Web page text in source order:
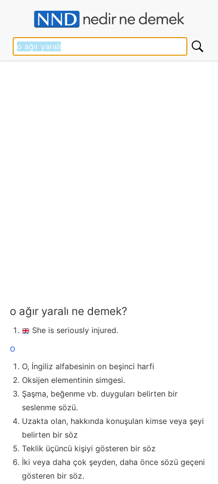
o ağır yaralı ne demek?
She is seriously injured.
o
O, İngiliz alfabesinin on beşinci harfi
Oksijen elementinin simgesi.
Şaşma, beğenme vb. duyguları belirten bir
seslenme sözü.
Uzakta olan, hakkında konuşulan kimse veya şeyi
belirten bir söz
Teklik üçüncü kişiyi gösteren bir söz
İki veya daha çok şeyden, daha önce sözü geçeni
gösteren bir söz.